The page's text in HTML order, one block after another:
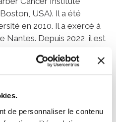
de personnaliser le contenu
USA). Il a été
en 2010. Il a exercé à
Nantes. Depuis 2022, il est
de nombreuses
précoce et du